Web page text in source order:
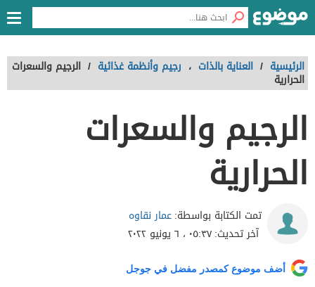
الرئيسية / العناية بالذات ، رجيم وأنظمة غذائية / الرجيم والسعرات
الحرارية
الرجيم والسعرات
الحرارية
تمت الكتابة بواسطة:عمار نقاوه
آخر تحديث:٠٥:٣٧ ، ٦ يونيو ٢٠٢٢
أضف موضوع كمصدر مفضل في جوجل